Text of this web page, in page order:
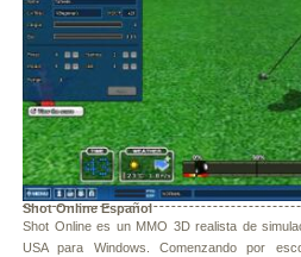
Shot Online Español
Shot Online es un MMO 3D realista de
USA para Windows. Comenzando por